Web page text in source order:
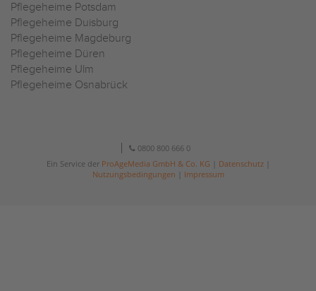
Pflegeheime Potsdam
Pflegeheime Duisburg
Pflegeheime Magdeburg
Pflegeheime Düren
Pflegeheime Ulm
Pflegeheime Osnabrück
0800 800 666 0
Ein Service der ProAgeMedia GmbH & Co. KG Datenschutz|
Nutzungsbedingungen
Impressum